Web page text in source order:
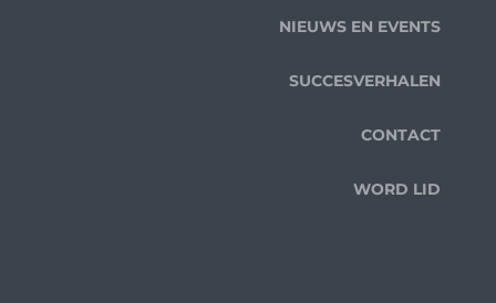
NIEUWS EN EVENTS
SUCCESVERHALEN
CONTACT
WORD LID